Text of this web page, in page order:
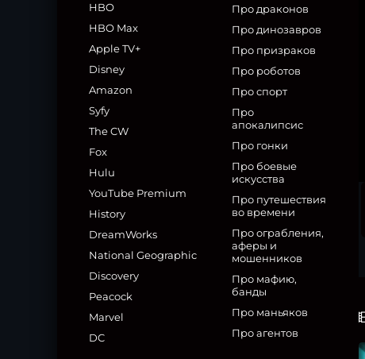
HBO
HBO Max
Apple TV+
Disney
Amazon
Syfy
The CW
Fox
Hulu
YouTube Premium
History
DreamWorks
National Geographic
Discovery
Peacock
Marvel
DC
Про драконов
Про динозавров
Про призраков
Про роботов
Про спорт
Про
апокалипсис
Про гонки
Про боевые
искусства
Про путешествия
во времени
Про ограбления,
аферы и
мошенников
Про мафию,
банды
Про маньяков
Про агентов